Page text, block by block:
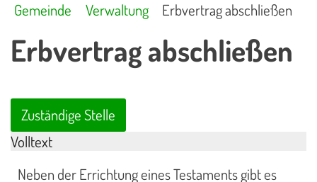
Gemeinde Verwaltung Erbvertrag abschließen
Erbvertrag abschließen
Zuständige Stelle
Volltext
Neben der Errichtung eines Testaments gibt es